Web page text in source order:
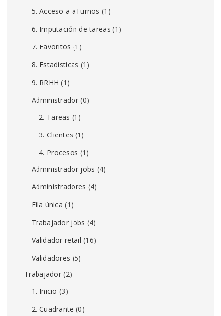
5. Acceso a aTurnos (1)
6. Imputación de tareas (1)
7. Favoritos (1)
8. Estadísticas (1)
9. RRHH (1)
Administrador(0)
2. Tareas (1)
3. Clientes (1)
4. Procesos (1)
Administrador jobs (4)
Administradores (4)
Fila única (1)
Trabajador jobs (4)
Validador retail (16)
Validadores (5)
Trabajador (2)
1. Inicio (3)
2. Cuadrante (0)